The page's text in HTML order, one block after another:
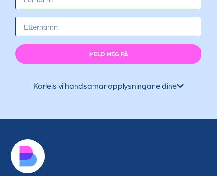
MELD MEG PÅ
Korleis vi handsamar opplysningane dine